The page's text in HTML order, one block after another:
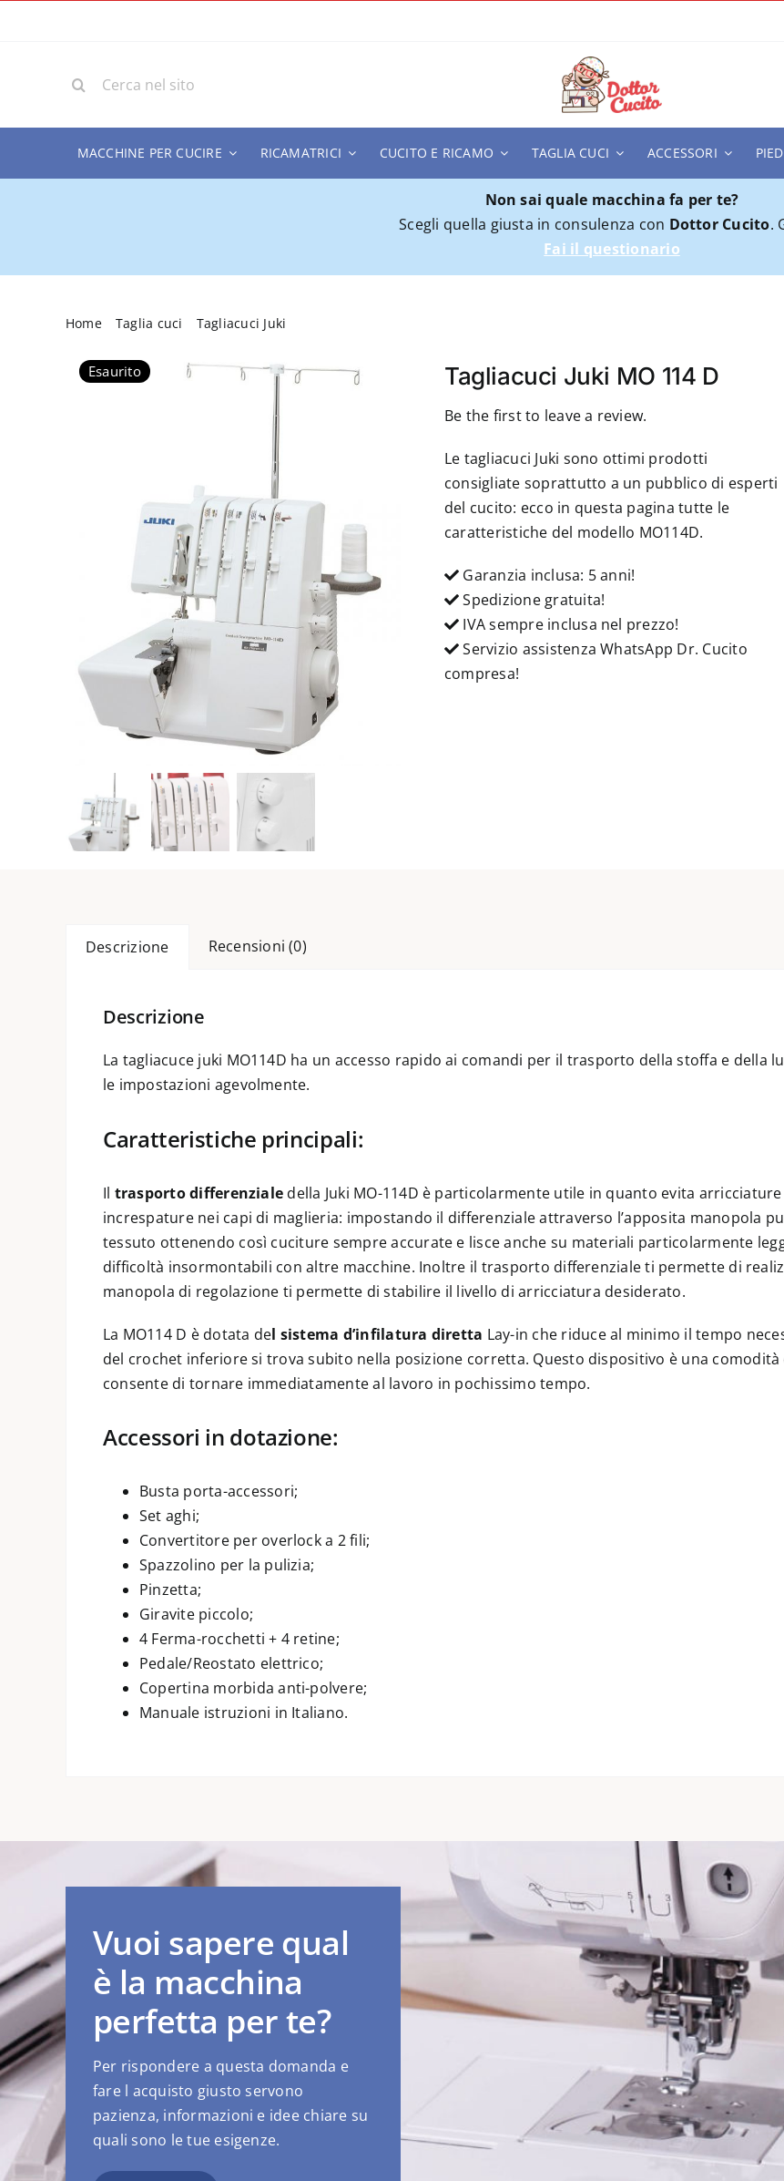
per:
MACCHINE PER CUCIRE RICAMATRICI CUCITO E RICAMO TAGLIA CUCI ACCESSORI
Non sai quale macchina fa per te?
Scegli quella giusta in consulenza con Dottor Cucito.
Fai il questionario
Home Taglia cuci Tagliacuci Juki
Esaurito Tagliacuci Juki MO 114 D
Be the first to leave a review.
Le tagliacuci Juki sono ottimi prodotti
consigliate soprattutto a un pubblico di esperti
del cucito: ecco in questa pagina tutte le
caratteristiche del modello MO114D.
Garanzia inclusa: 5 anni!
Spedizione gratuita!
IVA sempre inclusa nel prezzo!
Servizio assistenza WhatsApp Dr. Cucito
compresa!
Descrizione Recensioni (0)
Descrizione
La tagliacuce juki MO114D ha un accesso rapido ai comandi per il trasporto della stoffa e
le impostazioni agevolmente.
Caratteristiche principali:
Il trasporto differenziale della Juki MO-114D è particolarmente utile in quanto evita
increspature nei capi di maglieria: impostando il differenziale attraverso l’apposita manopola
tessuto ottenendo così cuciture sempre accurate e lisce anche su materiali particolarmente
difficoltà insormontabili con altre macchine. Inoltre il trasporto differenziale ti permette di
manopola di regolazione ti permette di stabilire il livello di arricciatura desiderato.
La MO114 D è dotata del sistema d’infilatura diretta Lay-in che riduce al minimo il tempo
del crochet inferiore si trova subito nella posizione corretta. Questo dispositivo è una
consente di tornare immediatamente al lavoro in pochissimo tempo.
Accessori in dotazione:
Busta porta-accessori;
Set aghi;
Convertitore per overlock a 2 fili;
Spazzolino per la pulizia;
Pinzetta;
Giravite piccolo;
4 Ferma-rocchetti + 4 retine;
Pedale/Reostato elettrico;
Copertina morbida anti-polvere;
Manuale istruzioni in Italiano.
Vuoi sapere qual
è la macchina
perfetta per te?
Per rispondere a questa domanda e
fare l acquisto giusto servono
pazienza, informazioni e idee chiare su
quali sono le tue esigenze.